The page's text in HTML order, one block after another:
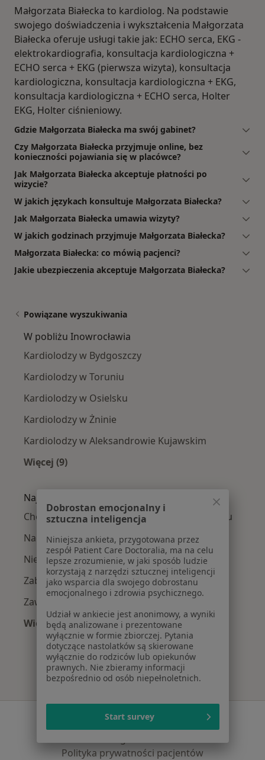
Małgorzata Białecka to kardiolog. Na podstawie
swojego doświadczenia i wykształcenia Małgorzata
Białecka oferuje usługi takie jak: ECHO serca, EKG -
elektrokardiografia, konsultacja kardiologiczna +
ECHO serca + EKG (pierwsza wizyta), konsultacja
kardiologiczna, konsultacja kardiologiczna + EKG,
konsultacja kardiologiczna + ECHO serca, Holter
EKG, Holter ciśnieniowy.
Gdzie Małgorzata Białecka ma swój gabinet?
Czy Małgorzata Białecka przyjmuje online, bez
konieczności pojawiania się w placówce?
Jak Małgorzata Białecka akceptuje płatności po
wizycie?
W jakich językach konsultuje Małgorzata Białecka?
Jak Małgorzata Białecka umawia wizyty?
W jakich godzinach przyjmuje Małgorzata Białecka?
Małgorzata Białecka: co mówią pacjenci?
Jakie ubezpieczenia akceptuje Małgorzata Białecka?
Powiązane wyszukiwania
W pobliżu Inowrocławia
Kardiolodzy w Bydgoszczy
Kardiolodzy w Toruniu
Kardiolodzy w Osielsku
Kardiolodzy w Żninie
Kardiolodzy w Aleksandrowie Kujawskim
Więcej (9)
Najczęście leczone choroby
Choroba niedokrwienna serca w Inowrocławiu
Nadciśnienie tętnicze w Inowrocławiu
Niewydolność serca w Inowrocławiu
Zaburzenia rytmu serca w Inowrocławiu
Zawał serca w Inowrocławiu
Więcej (15)
Więcej w kategorii: Najczęście leczone
Serwis
Polityka prywatności pacjentów
Dobrostan emocjonalny i
sztuczna inteligencja
Niniejsza ankieta, przygotowana przez
zespół Patient Care Doctoralia, ma na celu
lepsze zrozumienie, w jaki sposób ludzie
korzystają z narzędzi sztucznej inteligencji
jako wsparcia dla swojego dobrostanu
emocjonalnego i zdrowia psychicznego.
Udział w ankiecie jest anonimowy, a wyniki
będą analizowane i prezentowane
wyłącznie w formie zbiorczej. Pytania
dotyczące nastolatków są skierowane
wyłącznie do rodziców lub opiekunów
prawnych. Nie zbieramy informacji
bezpośrednio od osób niepełnoletnich.
Start survey